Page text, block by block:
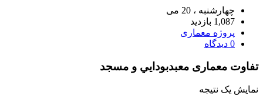
چهارشنبه ، 20 می
1,087 بازدید
پروژه معماری
0 دیدگاه
تفاوت معماری معبدبودايي و مسجد
نمایش یک نتیجه